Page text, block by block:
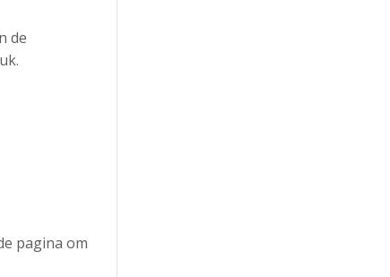
de
pagina om